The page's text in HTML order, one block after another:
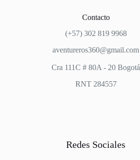
Contacto
(+57) 302 819 9968
aventureros360@gmail.com
Cra 111C # 80A - 20 Bogotá
RNT 284557
Redes Sociales